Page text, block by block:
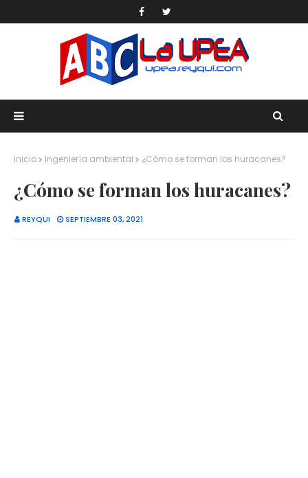
Inicio Ingeniería ambiental ¿Cómo se forman los huracanes?
¿Cómo se forman los huracanes?
REYQUI SEPTIEMBRE 03, 2021